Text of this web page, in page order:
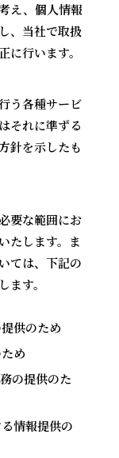
え、個人情報
、当社で取扱
に行います。
う各種サービ
それに準ずる
針を示したも
要な範囲にお
たします。ま
ては、下記の
す。
供のため
め
の提供のた
情報提供の